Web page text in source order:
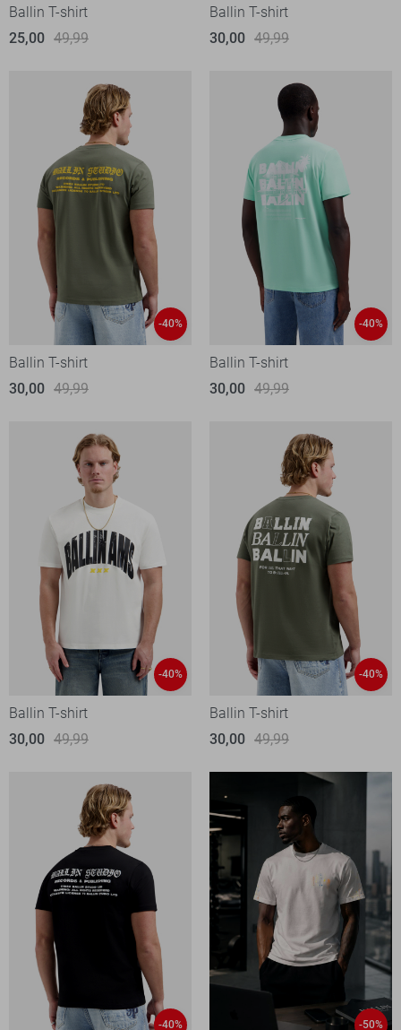
Ballin T-shirt
25,00 49,99
Ballin T-shirt
30,00 49,99
-40%
Ballin T-shirt
30,00 49,99
-40%
Ballin T-shirt
30,00 49,99
-40%
Ballin T-shirt
30,00 49,99
-40%
Ballin T-shirt
30,00 49,99
-40% -50%